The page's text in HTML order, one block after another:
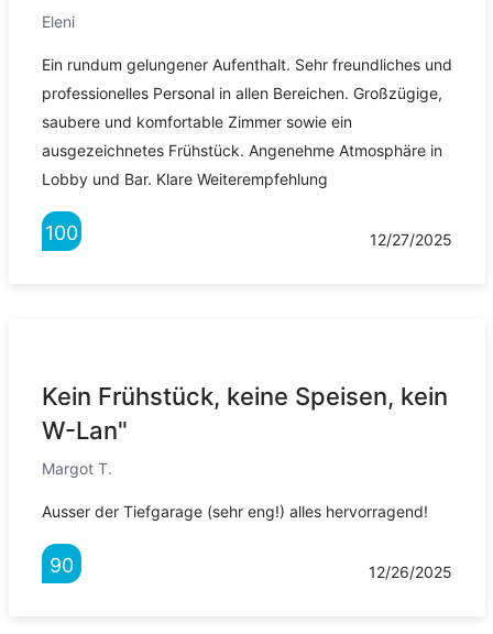
Eleni
Ein rundum gelungener Aufenthalt. Sehr freundliches und
professionelles Personal in allen Bereichen. Großzügige,
saubere und komfortable Zimmer sowie ein
ausgezeichnetes Frühstück. Angenehme Atmosphäre in
Lobby und Bar. Klare Weiterempfehlung
100 12/27/2025
Kein Frühstück, keine Speisen, kein
W-Lan"
Margot T.
Ausser der Tiefgarage (sehr eng!) alles hervorragend!
90 12/26/2025